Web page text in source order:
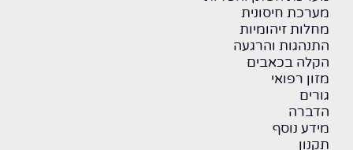
מערכת חיסונית
מחלות זיהומיות
התנהגות והרגעה
הקלה בכאבים
מזון רפואי
גורים
הדברה
מידע נוסף
תקנון